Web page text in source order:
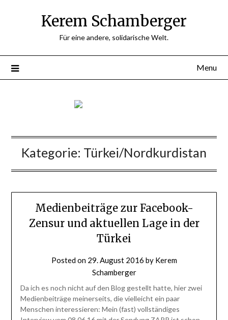
Kerem Schamberger
Für eine andere, solidarische Welt.
Menu
Kategorie: Türkei/Nordkurdistan
Medienbeiträge zur Facebook-
Zensur und aktuellen Lage in der
Türkei
Posted on 29. August 2016 by Kerem
Schamberger
Da ich es noch nicht auf den Blog gestellt hatte, hier zwei
Medienbeiträge meinerseits, die vielleicht ein paar
Menschen interessieren: Mein (fast) vollständiges